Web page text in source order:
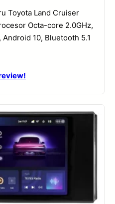
Toyota Land Cruiser
Octa-core 2.0GHz,
10, Bluetooth 5.1